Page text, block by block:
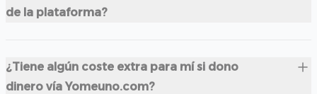
de la plataforma?
¿Tiene algún coste extra para mí si dono
dinero vía Yomeuno.com?